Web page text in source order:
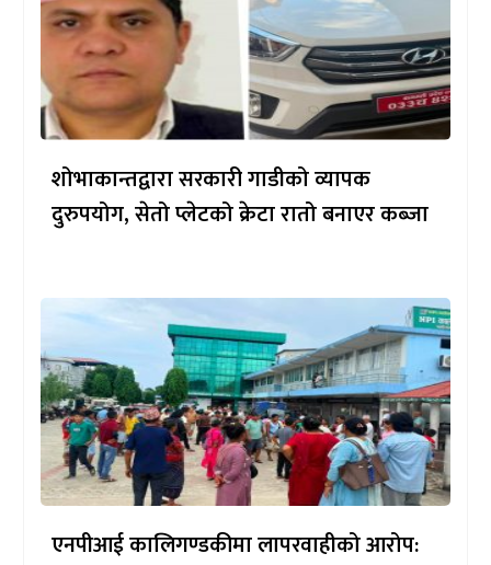
शोभाकान्तद्वारा सरकारी गाडीको व्यापक
दुरुपयोग, सेतो प्लेटको क्रेटा रातो बनाएर कब्जा
एनपीआई कालिगण्डकीमा लापरवाहीको आरोप: